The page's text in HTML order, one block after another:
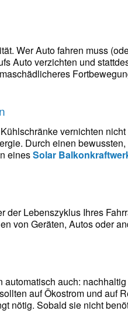
Wer Auto fahren muss
Auto verzichten und
vernichten
Durch einen
einesSolar
der Lebenszyklus Ihres
von Geräten, Autos oder
auch:
auf Ökostrom und auf
nötig. Sobald sie nicht